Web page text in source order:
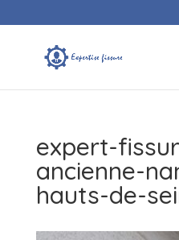
expert-
ancienne-
hauts-de-